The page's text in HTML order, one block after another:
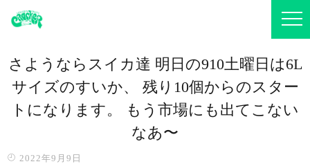
さようならスイカ達 明日の910土曜日は6L
サイズのすいか、 残り10個からのスター
トになります。 もう市場にも出てこない
なあ〜
2022年9月9日